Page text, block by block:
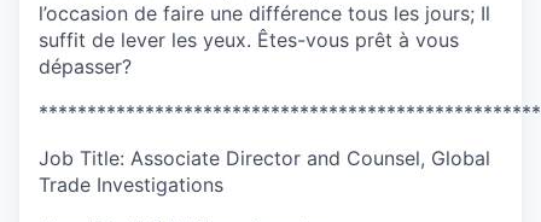
l’occasion de faire une différence tous les jours; Il
suffit de lever les yeux. Êtes-vous prêt à vous
dépasser?
Job Title: Associate Director and Counsel, Global
Trade Investigations